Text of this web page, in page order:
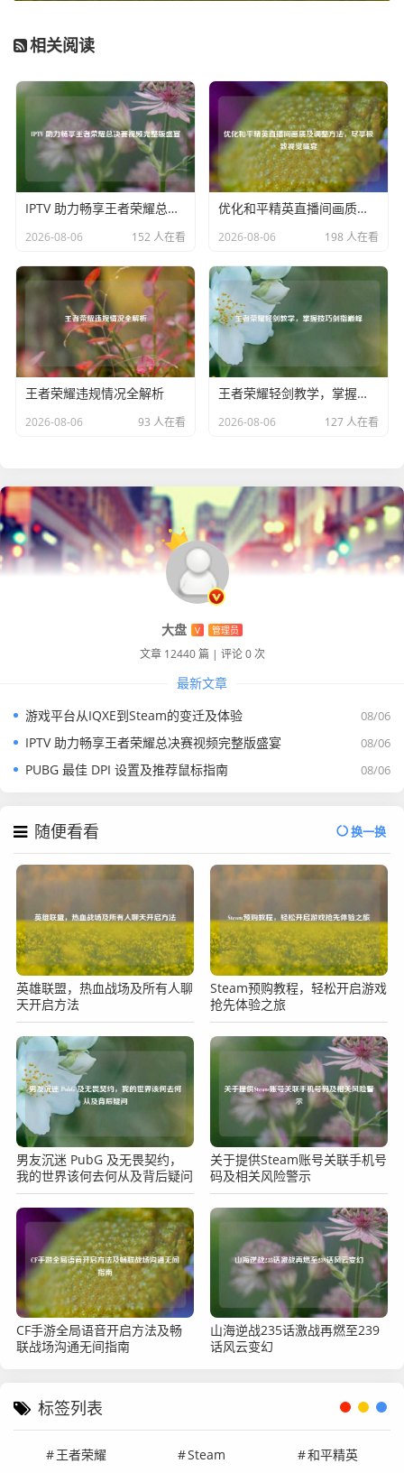
病虫害、动物生病等等，但他从不气馁，总是想尽办法去解
体会到了辛勤劳作带来的喜悦。
除了《星露谷物语》，熊大还尝试了许多其他类型的游戏，
有一次，他玩了一款动作冒险游戏《古墓丽影》，在游戏
里，他化身勇敢的探险家，跟随主角劳拉一同深入神秘的古
墓，解开各种谜题，挑战强大的敌人，熊大沉浸在紧张刺激
的冒险中，一会儿要躲避陷阱，一会儿要与凶猛的怪物搏
斗，玩得不亦乐乎，虽然有时候会被难住，但他通过反复尝
试，总能找到通关的方法，那种成就感让他对 Steam 上的游
熊大在 Steam 的游戏世界里玩得越来越起劲，他也常常和森
林里的小伙伴们分享自己的游戏经历，大家听了熊大的讲
述，都对 Steam 充满了好奇，纷纷表示想要一起体验这个奇
妙的世界，熊大就成了森林里的 Steam 小达人，带着小伙伴
们一起探索各种好玩的游戏，在 Steam 的陪伴下，他们的森
林生活变得更加丰富多彩了。
相关阅读
IPTV 助力畅享王者荣耀总决赛视频完整版盛宴
2026-08-06 152 人在看
优化和平精英直播间画质及调整方法，尽享极致视觉盛宴
2026-08-06 198 人在看
王者荣耀违规情况全解析
2026-08-06 93 人在看
王者荣耀轻剑教学，掌握技巧剑指巅峰
2026-08-06 127 人在看
大盘 V 管理员
文章 12440 篇 | 评论 0 次
最新文章
08/06
游戏平台从IQXE到Steam的变迁及体验
08/06
IPTV 助力畅享王者荣耀总决赛视频完整版盛宴
08/06
PUBG 最佳 DPI 设置及推荐鼠标指南
随便看看 换一换
英雄联盟，热血战场及所有人聊
天开启方法
Steam预购教程，轻松开启游戏
抢先体验之旅
男友沉迷 PubG 及无畏契约，
我的世界该何去何从及背后疑问
关于提供Steam账号关联手机号
码及相关风险警示
CF手游全局语音开启方法及畅
联战场沟通无间指南
山海逆战235话激战再燃至239
话风云变幻
标签列表
王者荣耀 Steam 和平精英